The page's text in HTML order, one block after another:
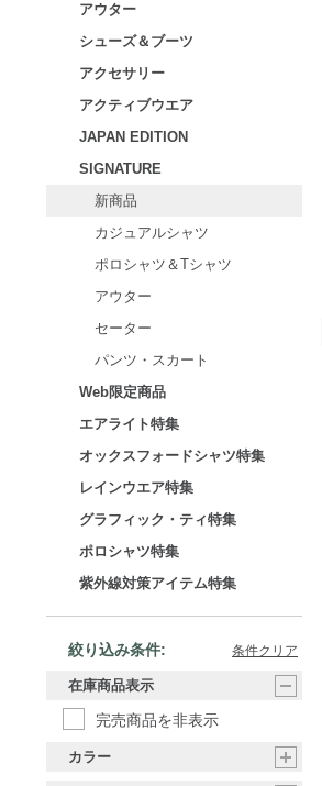
アウター
シューズ＆ブーツ
アクセサリー
アクティブウエア
JAPAN EDITION
SIGNATURE
新商品
カジュアルシャツ
ポロシャツ＆Tシャツ
アウター
セーター
パンツ・スカート
Web限定商品
エアライト特集
オックスフォードシャツ特集
レインウエア特集
グラフィック・ティ特集
ポロシャツ特集
紫外線対策アイテム特集
絞り込み条件: 条件クリア
在庫商品表示
完売商品を非表示
カラー